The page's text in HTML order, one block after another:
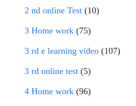
2 nd online Test (10)
3 Home work (75)
3 rd e learning video (107)
3 rd online test (5)
4 Home work (96)